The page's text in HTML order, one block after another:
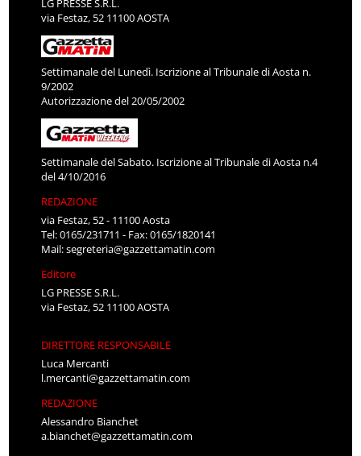
LG PRESSE S.R.L.
via Festaz, 52 11100 AOSTA
Settimanale del Lunedì. Iscrizione al Tribunale di Aosta n.
9/2002
Autorizzazione del 20/05/2002
Settimanale del Sabato. Iscrizione al Tribunale di Aosta n.4
del 4/10/2016
REDAZIONE
via Festaz, 52 - 11100 Aosta
Tel: 0165/231711 - Fax: 0165/1820141
Mail:segreteria@gazzettamatin.com
Editore
LG PRESSE S.R.L.
via Festaz, 52 11100 AOSTA
DIRETTORE RESPONSABILE
Luca Mercanti
l.mercanti@gazzettamatin.com
REDAZIONE
Alessandro Bianchet
a.bianchet@gazzettamatin.com